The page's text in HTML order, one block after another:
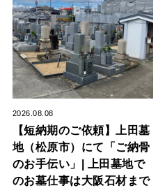
2026.08.08
【短納期のご依頼】上田墓
地（松原市）にて「ご納骨
のお手伝い」| 上田墓地で
のお墓仕事は大阪石材まで